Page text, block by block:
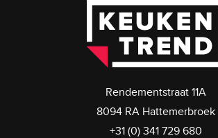
Rendementstraat 11A
8094 RA Hattemerbroek
+31 (0) 341 729 680